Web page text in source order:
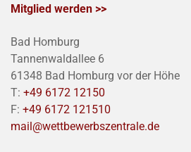
Mitglied werden >>
Bad Homburg
Tannenwaldallee 6
61348 Bad Homburg vor der Höhe
T: +49 6172 12150
F: +49 6172 121510
mail@wettbewerbszentrale.de